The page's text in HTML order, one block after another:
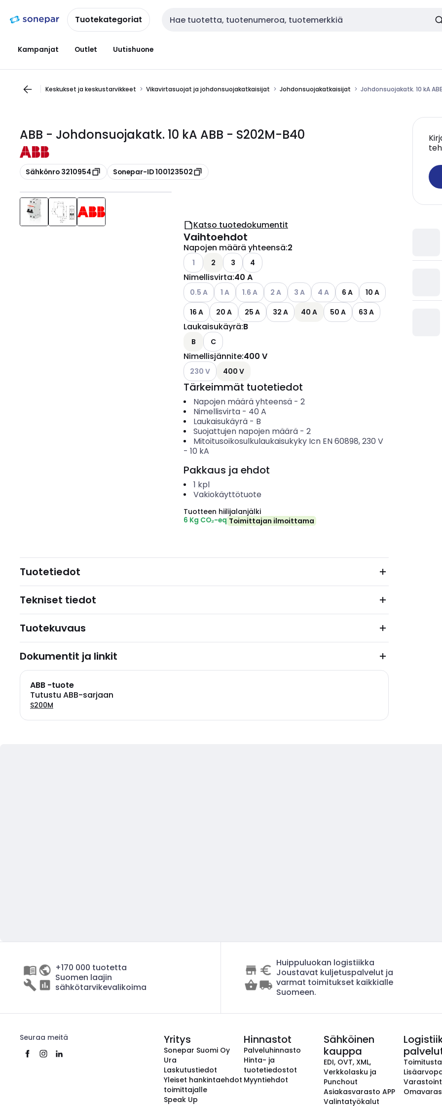
navigointiinsisältöönTuotekategoriat Haku
Kampanjat Outlet Uutishuone
Keskukset ja keskustarvikkeet Vikavirtasuojat ja johdonsuojakatkaisijat Johdonsuojakatkaisijat Johdonsuojakatk. 10 kA
ABB - Johdonsuojakatk. 10 kA ABB - S202M-B40
Kopioi
Sähkönro 3210954 Kopioi
Sonepar-ID 100123502
Katso tuotedokumentit
Vaihtoehdot
Napojen määrä yhteensä:2
Katso käytettävissä olevat vaihtoehdot
1 2 3 4
Nimellisvirta:40 A
Katso käytettävissä olevat vaihtoehdot
0.5 A Katso käytettävissä olevat vaihtoehdot
1 A Katso käytettävissä olevat vaihtoehdot
1.6 A Katso käytettävissä olevat vaihtoehdot
2 A Katso käytettävissä olevat vaihtoehdot
3 A Katso käytettävissä olevat
4 A 6 A
10 A
16 A
20 A 25 A 32 A 40 A 50 A 63 A
Laukaisukäyrä:B
B C
Nimellisjännite:400 V
Katso käytettävissä olevat vaihtoehdot
230 V 400 V
Tärkeimmät tuotetiedot
Napojen määrä yhteensä- 2
Nimellisvirta- 40 A
Laukaisukäyrä- B
Suojattujen napojen määrä- 2
Mitoitusoikosulkulaukaisukyky Icn EN 60898, 230 V
- 10 kA
Pakkaus ja ehdot
1 kpl
Vakiokäyttötuote
Tuotteen hiilijalanjälki
6 Kg CO₂-eq Toimittajan ilmoittama
Tuotetiedot
Tekniset tiedot
Tuotekuvaus
Dokumentit ja linkit
ABB -tuote
Tutustu ABB-sarjaan
S200M
+170 000 tuotetta
Suomen laajin
sähkötarvikevalikoima
Huippuluokan logistiikka
Joustavat kuljetuspalvelut ja
varmat toimitukset kaikkialle
Suomeen.
Seuraa meitä Yritys
Sonepar Suomi Oy
Ura
Laskutustiedot
Yleiset hankintaehdot
toimittajalle
Speak Up
Hinnastot
Palveluhinnasto
Hinta- ja
tuotetiedostot
Myyntiehdot
Sähköinen
kauppa
EDI, OVT, XML,
Verkkolasku ja
Punchout
Asiakasvarasto APP
Valintatyökalut